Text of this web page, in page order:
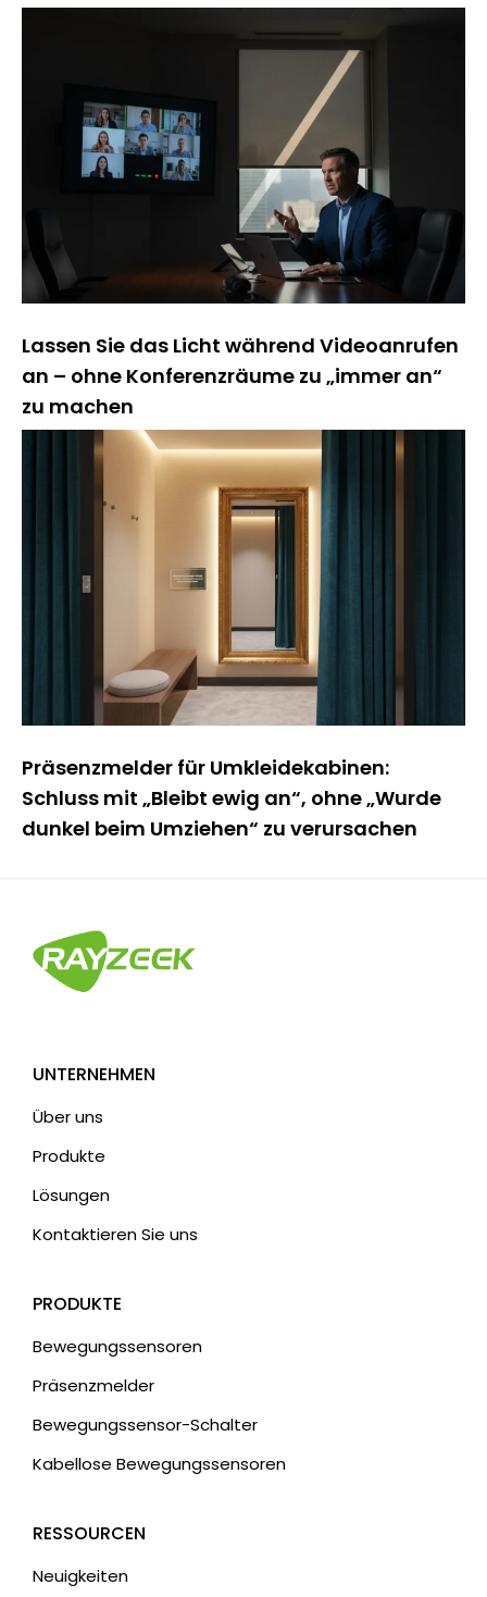
Lassen Sie das Licht während Videoanrufen
an – ohne Konferenzräume zu „immer an“
zu machen
Präsenzmelder für Umkleidekabinen:
Schluss mit „Bleibt ewig an“, ohne „Wurde
dunkel beim Umziehen“ zu verursachen
UNTERNEHMEN
Über uns
Produkte
Lösungen
Kontaktieren Sie uns
PRODUKTE
Bewegungssensoren
Präsenzmelder
Bewegungssensor-Schalter
Kabellose Bewegungssensoren
RESSOURCEN
Neuigkeiten